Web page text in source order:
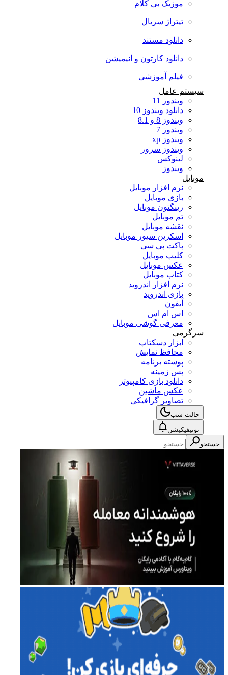
موزیک بی کلام
تیتراژ سریال
دانلود مستند
دانلود کارتون و انیمیشن
فیلم آموزشی
سیستم عامل
ویندوز 11
دانلود ویندوز 10
ویندوز 8 و 8.1
ویندوز 7
ویندوز xp
ویندوز سرور
لینوکس
ویندوز
موبایل
نرم افزار موبایل
بازی موبایل
رینگتون موبایل
تم موبایل
نقشه موبایل
اسکرین سیور موبایل
پاکت پی سی
کلیپ موبایل
عکس موبایل
کتاب موبایل
نرم افزار اندروید
بازی اندروید
آیفون
اس ام اس
معرفی گوشی موبایل
سرگرمی
ابزار دسکتاپ
محافظ نمایش
پوسته برنامه
پس زمینه
دانلود بازی کامپیوتر
عکس ماشین
تصاویر گرافیکی
حالت شب
نوتیفیکیشن
جستجو